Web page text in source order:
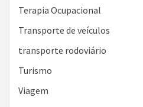
Terapia Ocupacional
Transporte de veículos
transporte rodoviário
Turismo
Viagem